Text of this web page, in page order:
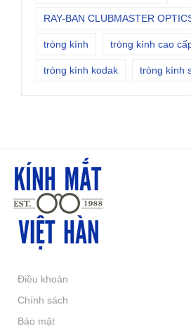
RAY-BAN CLUBMASTER
tròng kính tròng kính cao
tròng kính kodak tròng kính
Điều khoản
Chính sách
Bảo mật